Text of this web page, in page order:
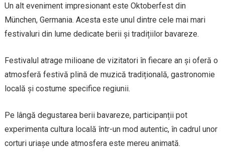
Un alt eveniment impresionant este Oktoberfest din
München, Germania. Acesta este unul dintre cele mai mari
festivaluri din lume dedicate berii și tradițiilor bavareze.
Festivalul atrage milioane de vizitatori în fiecare an și oferă o
atmosferă festivă plină de muzică tradițională, gastronomie
locală și costume specifice regiunii.
Pe lângă degustarea berii bavareze, participanții pot
experimenta cultura locală într-un mod autentic, în cadrul unor
corturi uriașe unde atmosfera este mereu animată.